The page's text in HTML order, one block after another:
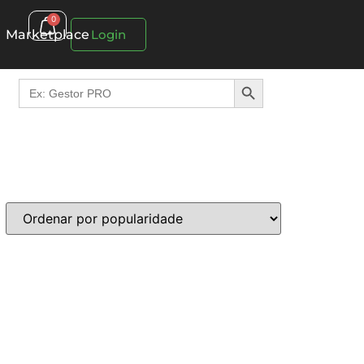
Marketplace
0
Login
Search
for:
Search Button